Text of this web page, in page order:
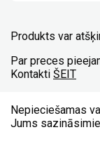
Produkts var
Par preces
Kontakti ŠEIT
Nepieciešamas
Jums